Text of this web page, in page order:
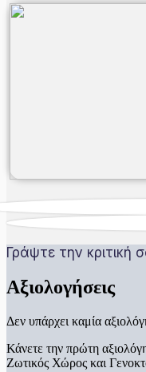
Γράψτε την κριτική
Αξιολογήσεις
Δεν υπάρχει καμία
Κάνετε την πρώτη
Ζωτικός Χώρος και